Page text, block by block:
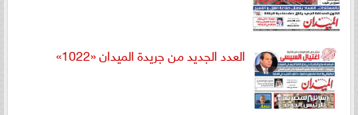
العدد الجديد من جريدة الميدان «1022»